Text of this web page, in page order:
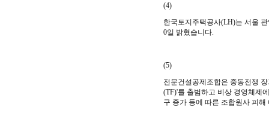
(4)
한국토지주택공사(LH)는 서울
0일 밝혔습니다.
(5)
전문건설공제조합은 중동전쟁
(TF)'를 출범하고 비상 경영체제
구 증가 등에 따른 조합원사 피